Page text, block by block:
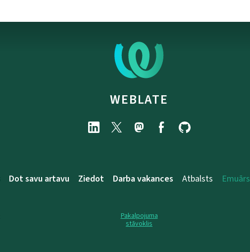
WEBLATE
Dot savu artavu Ziedot Darba vakances Atbalsts Emuārs
Pakalpojuma
stāvoklis